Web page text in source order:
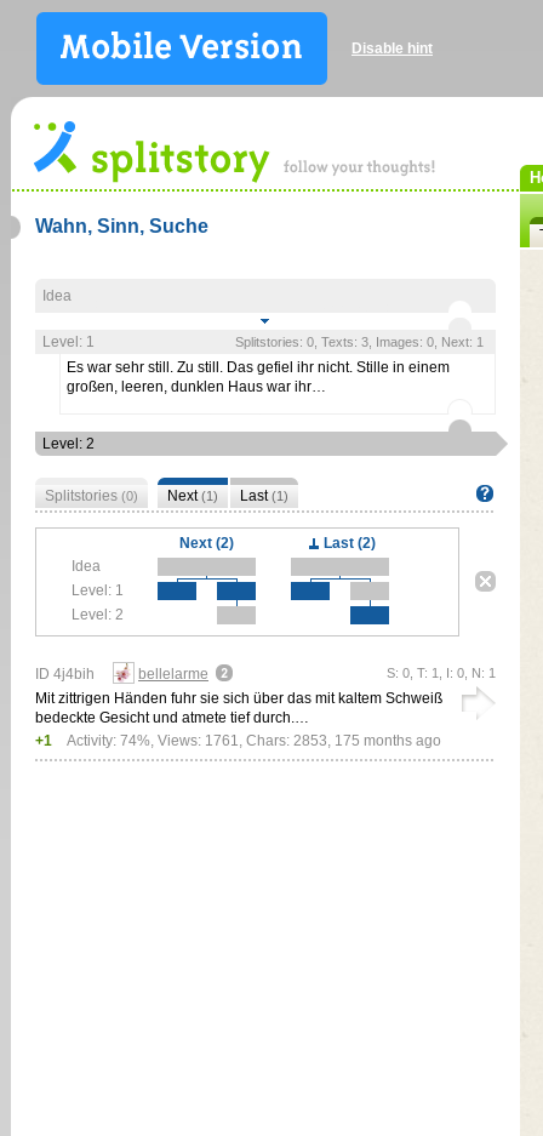
Disable hint
Wahn, Sinn, Suche
Idea
Level: 1 Splitstories: 0, Texts: 3, Images: 0, Next: 1
Es war sehr still. Zu still. Das gefiel ihr nicht. Stille in einem
großen, leeren, dunklen Haus war ihr…
Level: 2
Splitstories (0) Next(1) Last(1)
Next (2)
Last (2)
Idea
Level: 1
Level: 2
ID 4j4bih
bellelarme
Mit zittrigen Händen fuhr sie sich über das mit kaltem Schweiß
bedeckte Gesicht und atmete tief durch.…
+1
Activity: 74%, Views: 1761, Chars: 2853, 175 months ago
S: 0, T: 1, I: 0, N: 1